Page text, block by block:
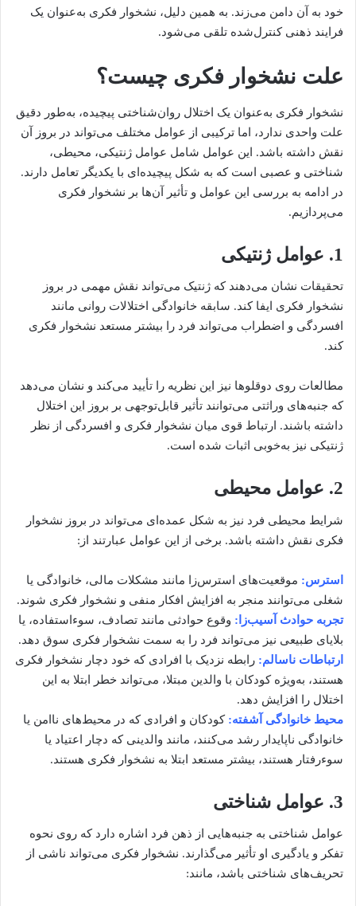
خود به آن دامن می‌زند. به همین دلیل، نشخوار فکری به‌عنوان یک
فرایند ذهنی کنترل‌شده تلقی می‌شود.
علت نشخوار فکری چیست؟
نشخوار فکری به‌عنوان یک اختلال روان‌شناختی پیچیده، به‌طور دقیق
علت واحدی ندارد، اما ترکیبی از عوامل مختلف می‌تواند در بروز آن
نقش داشته باشد. این عوامل شامل عوامل ژنتیکی، محیطی،
شناختی و عصبی است که به شکل پیچیده‌ای با یکدیگر تعامل دارند.
در ادامه به بررسی این عوامل و تأثیر آن‌ها بر نشخوار فکری
می‌پردازیم.
1. عوامل ژنتیکی
تحقیقات نشان می‌دهند که ژنتیک می‌تواند نقش مهمی در بروز
نشخوار فکری ایفا کند. سابقه خانوادگی اختلالات روانی مانند
افسردگی و اضطراب می‌تواند فرد را بیشتر مستعد نشخوار فکری
کند.
مطالعات روی دوقلوها نیز این نظریه را تأیید می‌کند و نشان می‌دهد
که جنبه‌های وراثتی می‌توانند تأثیر قابل‌توجهی بر بروز این اختلال
داشته باشند. ارتباط قوی میان نشخوار فکری و افسردگی از نظر
ژنتیکی نیز به‌خوبی اثبات شده است.
2. عوامل محیطی
شرایط محیطی فرد نیز به شکل عمده‌ای می‌تواند در بروز نشخوار
فکری نقش داشته باشد. برخی از این عوامل عبارتند از:
استرس: موقعیت‌های استرس‌زا مانند مشکلات مالی، خانوادگی یا
شغلی می‌توانند منجر به افزایش افکار منفی و نشخوار فکری شوند.
تجربه حوادث آسیب‌زا: وقوع حوادثی مانند تصادف، سوءاستفاده، یا
بلایای طبیعی نیز می‌تواند فرد را به سمت نشخوار فکری سوق دهد.
ارتباطات ناسالم: رابطه نزدیک با افرادی که خود دچار نشخوار فکری
هستند، به‌ویژه کودکان با والدین مبتلا، می‌تواند خطر ابتلا به این
اختلال را افزایش دهد.
محیط خانوادگی آشفته: کودکان و افرادی که در محیط‌های ناامن یا
خانوادگی ناپایدار رشد می‌کنند، مانند والدینی که دچار اعتیاد یا
سوءرفتار هستند، بیشتر مستعد ابتلا به نشخوار فکری هستند.
3. عوامل شناختی
عوامل شناختی به جنبه‌هایی از ذهن فرد اشاره دارد که روی نحوه
تفکر و یادگیری او تأثیر می‌گذارند. نشخوار فکری می‌تواند ناشی از
تحریف‌های شناختی باشد، مانند: